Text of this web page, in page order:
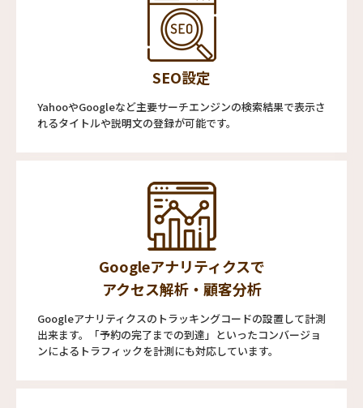
SEO設定
YahooやGoogleなど主要サーチエンジンの検索結果で表示さ
れるタイトルや説明文の登録が可能です。
Googleアナリティクスで
アクセス解析・顧客分析
Googleアナリティクスのトラッキングコードの設置して計測
出来ます。「予約の完了までの到達」といったコンバージョ
ンによるトラフィックを計測にも対応しています。